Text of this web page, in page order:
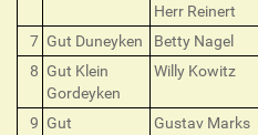
Herr Reinert
7 Gut Duneyken Betty Nagel
8 Gut Klein
Gordeyken
Willy Kowitz
9 Gut
Gustav Marks